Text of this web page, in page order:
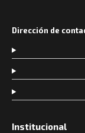
Institucional
Dirección de